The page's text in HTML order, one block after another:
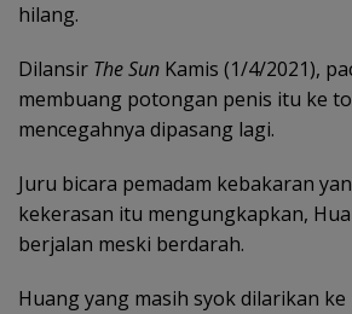
hilang.
Dilansir The Sun Kamis (1/4/2021),
membuang potongan penis itu ke
mencegahnya dipasang lagi.
Juru bicara pemadam kebakaran
kekerasan itu mengungkapkan,
berjalan meski berdarah.
Huang yang masih syok dilarikan ke